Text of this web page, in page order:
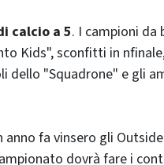
calcio a 5. I campioni da
Kids", sconfitti in
dello "Squadrone" e gli
anno fa vinsero gli
dovrà fare i